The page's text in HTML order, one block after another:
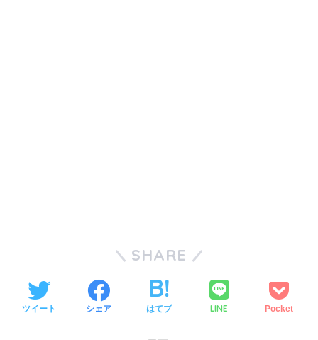
SHARE
ツイート シェア はてブ LINE Pocket